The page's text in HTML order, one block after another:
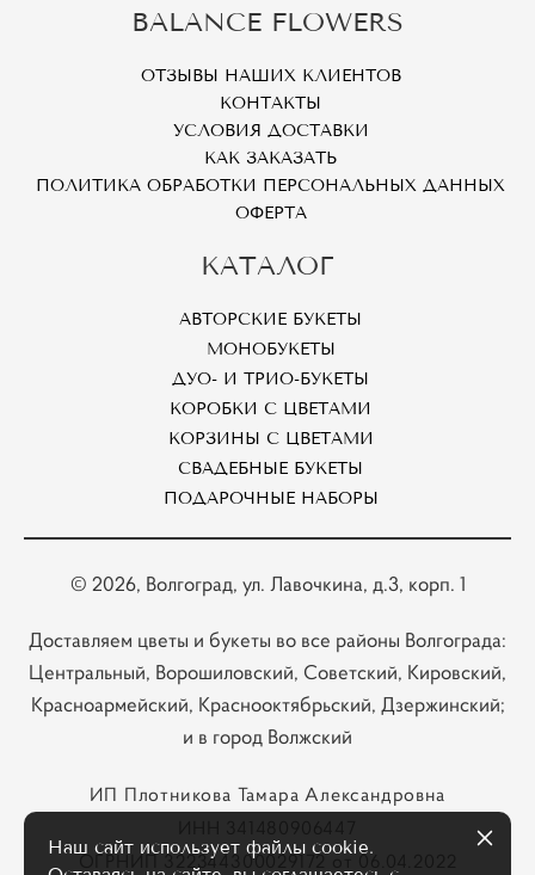
BALANCE FLOWERS
ОТЗЫВЫ НАШИХ КЛИЕНТОВ
КОНТАКТЫ
УСЛОВИЯ ДОСТАВКИ
КАК ЗАКАЗАТЬ
ПОЛИТИКА ОБРАБОТКИ ПЕРСОНАЛЬНЫХ ДАННЫХ
ОФЕРТА
КАТАЛОГ
АВТОРСКИЕ БУКЕТЫ
МОНОБУКЕТЫ
ДУО- И ТРИО-БУКЕТЫ
КОРОБКИ С ЦВЕТАМИ
КОРЗИНЫ С ЦВЕТАМИ
СВАДЕБНЫЕ БУКЕТЫ
ПОДАРОЧНЫЕ НАБОРЫ
© 2026, Волгоград, ул. Лавочкина, д.3, корп. 1
Доставляем цветы и букеты во все районы Волгограда:
Центральный, Ворошиловский, Советский, Кировский,
Красноармейский, Краснооктябрьский, Дзержинский;
и в город Волжский
ИП Плотникова Тамара Александровна
ОГРНИП 322344300029172 от 06.04.2022
Наш сайт использует файлы cookie.